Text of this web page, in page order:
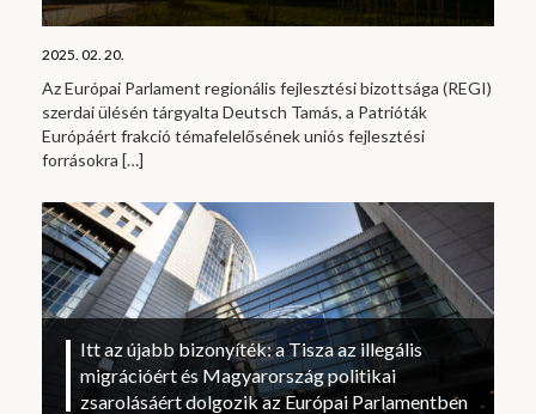
2025. 02. 20.
Az Európai Parlament regionális fejlesztési bizottsága (REGI)
szerdai ülésén tárgyalta Deutsch Tamás, a Patrióták
Európáért frakció témafelelősének uniós fejlesztési
forrásokra […]
Itt az újabb bizonyíték: a Tisza az illegális
migrációért és Magyarország politikai
zsarolásáért dolgozik az Európai Parlamentben